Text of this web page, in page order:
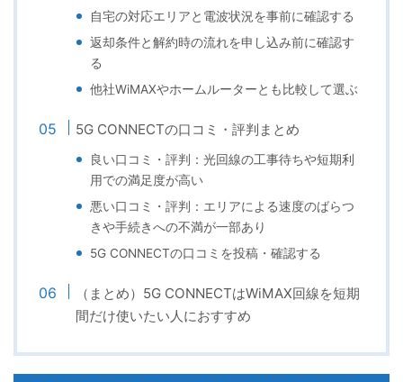
自宅の対応エリアと電波状況を事前に確認する
返却条件と解約時の流れを申し込み前に確認す
る
他社WiMAXやホームルーターとも比較して選ぶ
5G CONNECTの口コミ・評判まとめ
良い口コミ・評判：光回線の工事待ちや短期利
用での満足度が高い
悪い口コミ・評判：エリアによる速度のばらつ
きや手続きへの不満が一部あり
5G CONNECTの口コミを投稿・確認する
（まとめ）5G CONNECTはWiMAX回線を短期
間だけ使いたい人におすすめ